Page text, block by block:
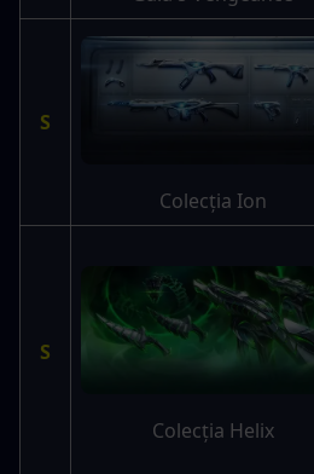
S
Colecția Ion
S
Colecția Helix